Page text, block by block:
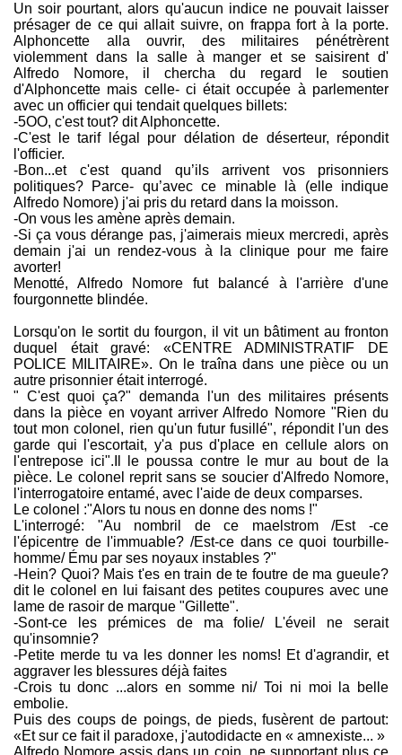
Un soir pourtant, alors qu'aucun indice ne pouvait laisser
présager de ce qui allait suivre, on frappa fort à la porte.
Alphoncette alla ouvrir, des militaires pénétrèrent
violemment dans la salle à manger et se saisirent d'
Alfredo Nomore, il chercha du regard le soutien
d'Alphoncette mais celle- ci était occupée à parlementer
avec un officier qui tendait quelques billets:
-5OO, c'est tout? dit Alphoncette.
-C'est le tarif légal pour délation de déserteur, répondit
l'officier.
-Bon...et c'est quand qu’ils arrivent vos prisonniers
politiques? Parce- qu’avec ce minable là (elle indique
Alfredo Nomore) j'ai pris du retard dans la moisson.
-On vous les amène après demain.
-Si ça vous dérange pas, j'aimerais mieux mercredi, après
demain j'ai un rendez-vous à la clinique pour me faire
avorter!
Menotté, Alfredo Nomore fut balancé à l'arrière d'une
fourgonnette blindée.
Lorsqu'on le sortit du fourgon, il vit un bâtiment au fronton
duquel était gravé: «CENTRE ADMINISTRATIF DE
POLICE MILITAIRE». On le traîna dans une pièce ou un
autre prisonnier était interrogé.
" C'est quoi ça?" demanda l'un des militaires présents
dans la pièce en voyant arriver Alfredo Nomore "Rien du
tout mon colonel, rien qu'un futur fusillé", répondit l'un des
garde qui l'escortait, y'a pus d'place en cellule alors on
l'entrepose ici".Il le poussa contre le mur au bout de la
pièce. Le colonel reprit sans se soucier d'Alfredo Nomore,
l'interrogatoire entamé, avec l'aide de deux comparses.
Le colonel :"Alors tu nous en donne des noms !"
L'interrogé: "Au nombril de ce maelstrom /Est -ce
l'épicentre de l'immuable? /Est-ce dans ce quoi tourbille-
homme/ Ému par ses noyaux instables ?"
-Hein? Quoi? Mais t'es en train de te foutre de ma gueule?
dit le colonel en lui faisant des petites coupures avec une
lame de rasoir de marque "Gillette".
-Sont-ce les prémices de ma folie/ L'éveil ne serait
qu'insomnie?
-Petite merde tu va les donner les noms! Et d'agrandir, et
aggraver les blessures déjà faites
-Crois tu donc ...alors en somme ni/ Toi ni moi la belle
embolie.
Puis des coups de poings, de pieds, fusèrent de partout:
«Et sur ce fait il paradoxe, j'autodidacte en « amnexiste... »